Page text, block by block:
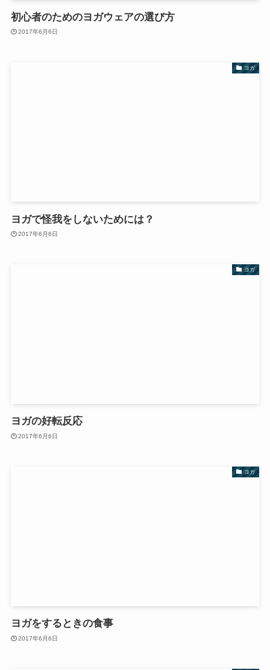
初心者のためのヨガウェアの選び方
2017年6月6日
ヨガ
ヨガで怪我をしないためには？
2017年6月6日
ヨガ
ヨガの好転反応
2017年6月6日
ヨガ
ヨガをするときの食事
2017年6月6日